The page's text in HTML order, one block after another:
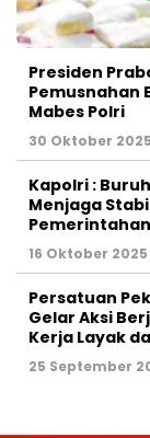
Presiden
Pemusnahan
Mabes Polri
30 Oktober
Kapolri :
Menjaga
Pemerintahan
16 Oktober 2025
Persatuan
Gelar Aksi
Kerja Layak
25 September